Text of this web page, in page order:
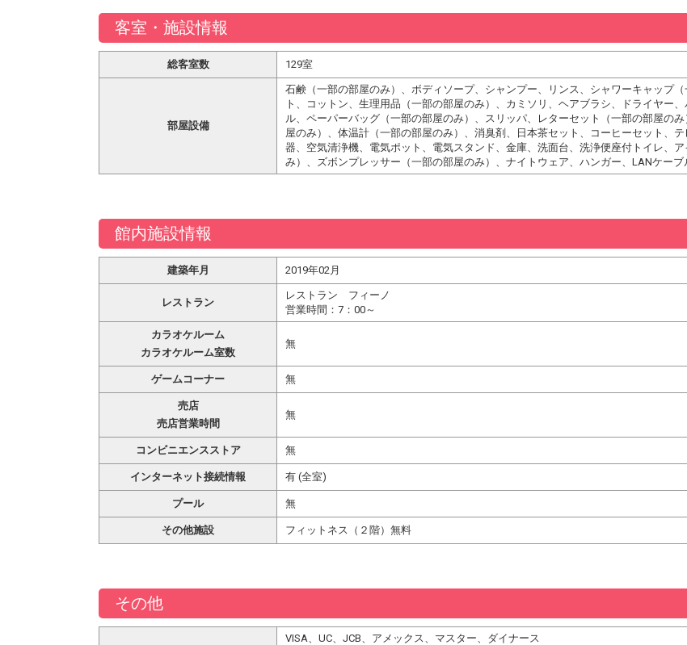
客室・施設情報
総客室数 129室
部屋設備
石鹸（一部の部屋のみ）、ボディソープ、シャンプー、リンス、シャワーキャップ
ト、コットン、生理用品（一部の部屋のみ）、カミソリ、ヘアブラシ、ドライヤー
ル、ペーパーバッグ（一部の部屋のみ）、スリッパ、レターセット（一部の部屋の
屋のみ）、体温計（一部の部屋のみ）、消臭剤、日本茶セット、コーヒーセット、
器、空気清浄機、電気ポット、電気スタンド、金庫、洗面台、洗浄便座付トイレ、
み）、ズボンプレッサー（一部の部屋のみ）、ナイトウェア、ハンガー、LANケーブ
館内施設情報
建築年月 2019年02月
レストラン
レストラン フィーノ
営業時間：7：00～
カラオケルーム
カラオケルーム室数
無
ゲームコーナー 無
売店
売店営業時間
無
コンビニエンスストア 無
インターネット接続情報 有 (全室)
プール 無
その他施設 フィットネス（２階）無料
その他
VISA、UC、JCB、アメックス、マスター、ダイナース